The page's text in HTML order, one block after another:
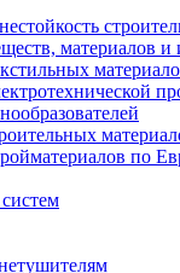
материалов и
по